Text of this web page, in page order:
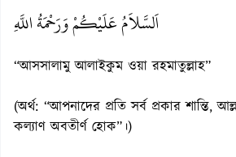
اَلسَّلاَمُ عَلَيْكُمْ وَرَحْمَةُ اللَّهِ
“আসসালামু আলাইকুম ওয়া রহমাতুল্লাহ”
(অর্থ: “আপনাদের প্রতি সর্ব প্রকার শান্তি,
কল্যাণ অবতীর্ণ হোক”।)